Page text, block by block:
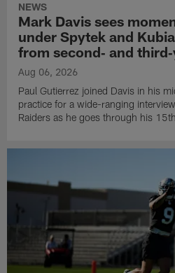
NEWS
Mark Davis sees
under Spytek and
from second‑ and
Aug 06, 2026
Paul Gutierrez joined Davis in his
practice for a wide-ranging
Raiders as he goes through his